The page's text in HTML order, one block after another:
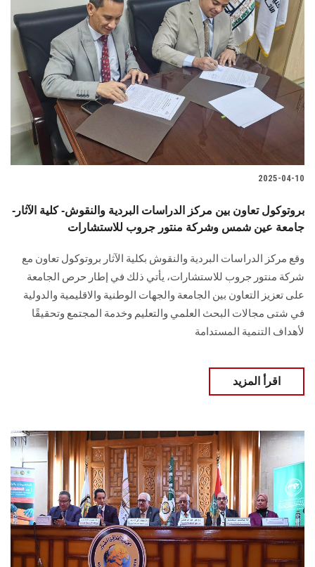
2025-04-10
بروتوكول تعاون بين مركز الدراسات البردية والنقوش- كلية الآثار-
جامعة عين شمس وشركة منتور جروب للاستشارات
وقع مركز الدراسات البردية والنقوش بكلية الآثار بروتوكول تعاون مع
شركة منتور جروب للاستشارات، يأتي ذلك في إطار حرص الجامعة
على تعزيز التعاون بين الجامعة والجهات الوطنية والاقليمية والدولية
في شتى مجالات البحث العلمي والتعليم وخدمة المجتمع وتحقيقًا
لأهداف التنمية المستدامة
اقرأ المزيد